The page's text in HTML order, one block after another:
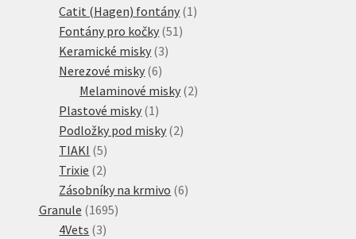
Catit (Hagen) fontány 1 1
Fontány pro kočky 51 51
Keramické misky 33
Nerezové misky 66
produktů
Melaminové misky 22
Plastové misky 1 1
produkt
Podložky pod misky 22
TIAKI 55
produktů
Trixie 22
produkty
Zásobníky na krmivo 66
Granule 16951695
4Vets 33